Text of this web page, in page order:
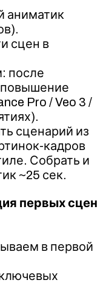
аниматик
сцен в
после
Pro / Veo 3 /
сценарий из
кадров
Собрать и
~25 сек.
первых сцен
в первой